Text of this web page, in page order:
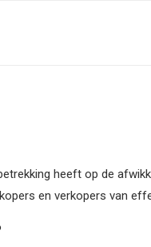
heeft op de
en verkopers van